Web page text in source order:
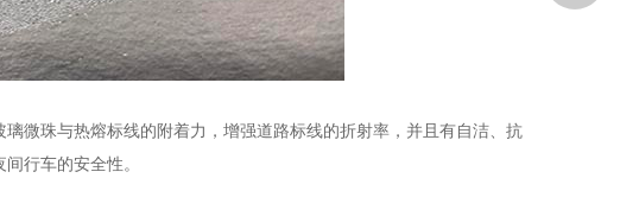
珠与热熔标线的附着力，增强道路标线的折射率，并且有自洁、抗
行车的安全性。